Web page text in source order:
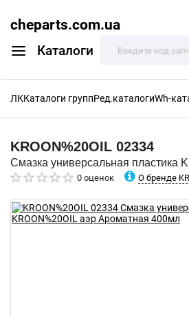
cheparts.com.ua
Каталоги
ЛККаталоги группРед.каталогиWh-
KROON%20OIL 02334
Смазка универсальная пластика
0 оценок О бренде